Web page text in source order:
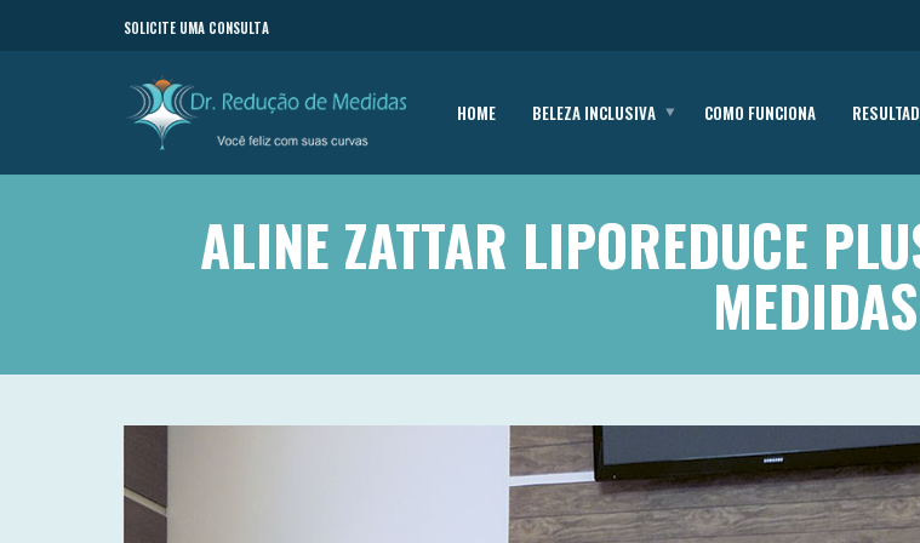
SOLICITE UMA CONSULTA
HOME BELEZA INCLUSIVA COMO FUNCIONA
ALINE ZATTAR LIPOREDUCE
MEDIDAS